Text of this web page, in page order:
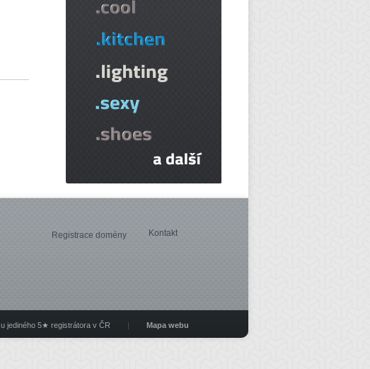
Registrace domény Kontakt
u jediného 5★ registrátora v ČR | Mapa webu